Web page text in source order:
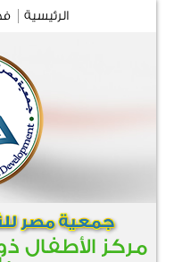
الرئيسية
مركز الأطفال